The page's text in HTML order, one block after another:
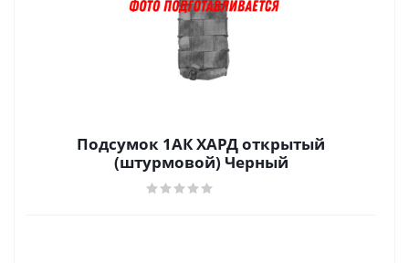
Подсумок 1АК ХАРД открытый
(штурмовой) Черный